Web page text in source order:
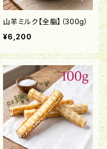
山羊ミルク【全脂】（300g）
¥6,200